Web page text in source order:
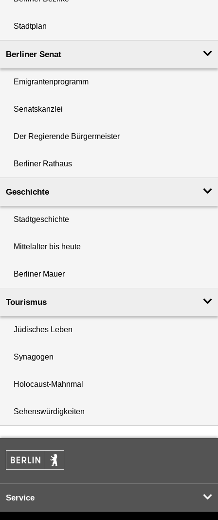
Stadtplan
Berliner Senat
Emigrantenprogramm
Senatskanzlei
Der Regierende Bürgermeister
Berliner Rathaus
Geschichte
Stadtgeschichte
Mittelalter bis heute
Berliner Mauer
Tourismus
Jüdisches Leben
Synagogen
Holocaust-Mahnmal
Sehenswürdigkeiten
Service